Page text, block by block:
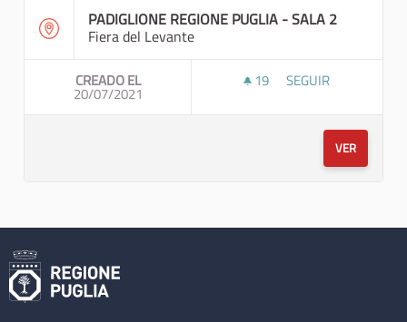
PADIGLIONE REGIONE PUGLIA - SALA 2
Fiera del Levante
CREADO EL
20/07/2021
19 19 SEGUIDORAS
SEGUIR
VER